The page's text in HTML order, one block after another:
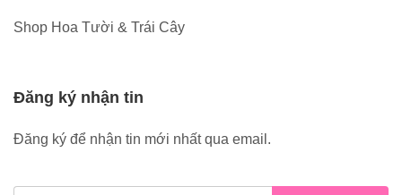
Shop Hoa Tười & Trái Cây
Đăng ký nhận tin
Đăng ký để nhận tin mới nhất qua email.